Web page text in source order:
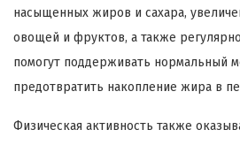
насыщенных жиров и сахара,
овощей и фруктов, а также
помогут поддерживать нормальный
предотвратить накопление жира в
Физическая активность также